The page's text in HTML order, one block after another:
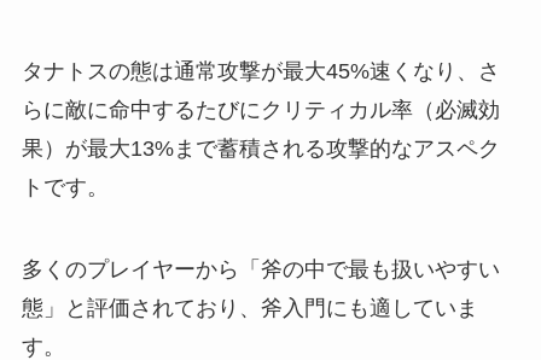
タナトスの態は通常攻撃が最大45%速くなり、さ
らに敵に命中するたびにクリティカル率（必滅効
果）が最大13%まで蓄積される攻撃的なアスペク
トです。
多くのプレイヤーから「斧の中で最も扱いやすい
態」と評価されており、斧入門にも適していま
す。